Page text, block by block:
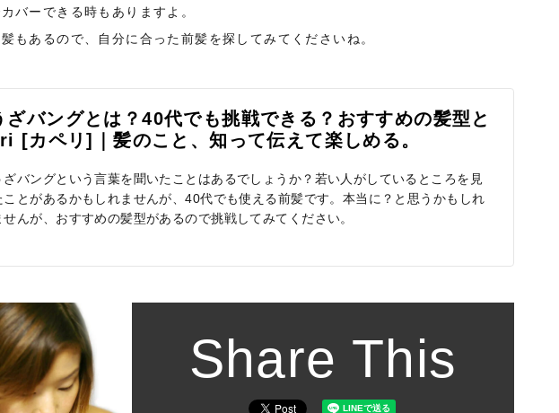
バーできる時もありますよ。
もあるので、自分に合った前髪を探してみてくださいね。
ざバングとは？40代でも挑戦できる？おすすめの髪型と
[カペリ]｜髪のこと、知って伝えて楽しめる。
ざバングという言葉を聞いたことはあるでしょうか？若い人がしているところを見
ことがあるかもしれませんが、40代でも使える前髪です。本当に？と思うかもしれ
せんが、おすすめの髪型があるので挑戦してみてください。
Share This